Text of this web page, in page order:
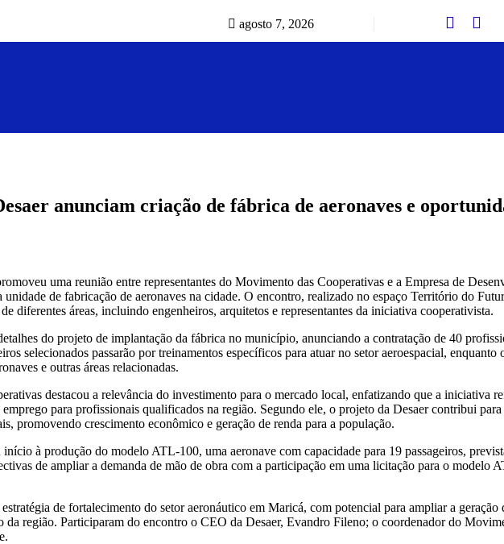
agosto 7, 2026
anunciam criação de fábrica de aeronaves e
uma reunião entre representantes do Movimento das Cooperativas e a Empresa de
unidade de fabricação de aeronaves na cidade. O encontro, realizado no espaço Território do
diferentes áreas, incluindo engenheiros, arquitetos e representantes da iniciativa cooperativista.
do projeto de implantação da fábrica no município, anunciando a contratação de 40
selecionados passarão por treinamentos específicos para atuar no setor aeroespacial,
e outras áreas relacionadas.
destacou a relevância do investimento para o mercado local, enfatizando que a iniciativa
para profissionais qualificados na região. Segundo ele, o projeto da Desaer contribui para
promovendo crescimento econômico e geração de renda para a população.
à produção do modelo ATL-100, uma aeronave com capacidade para 19 passageiros,
de ampliar a demanda de mão de obra com a participação em uma licitação para o modelo
de fortalecimento do setor aeronáutico em Maricá, com potencial para ampliar a geração
região. Participaram do encontro o CEO da Desaer, Evandro Fileno; o coordenador do